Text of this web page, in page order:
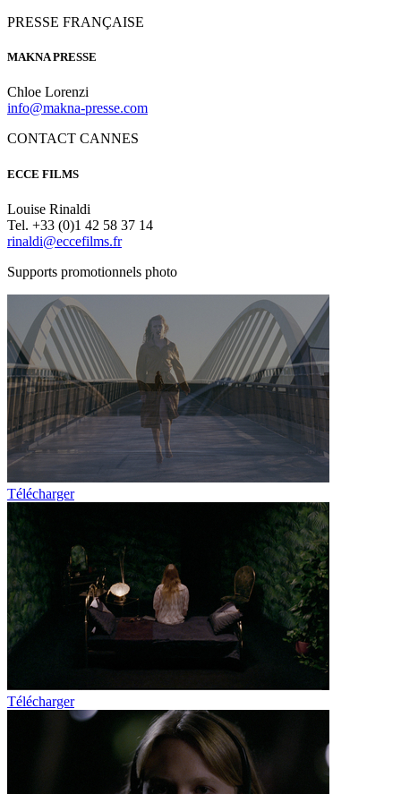
PRESSE FRANÇAISE
MAKNA PRESSE
Chloe Lorenzi
info@makna-presse.com
CONTACT CANNES
ECCE FILMS
Louise Rinaldi
Tel. +33 (0)1 42 58 37 14
rinaldi@eccefilms.fr
Supports promotionnels photo
Télécharger
Télécharger